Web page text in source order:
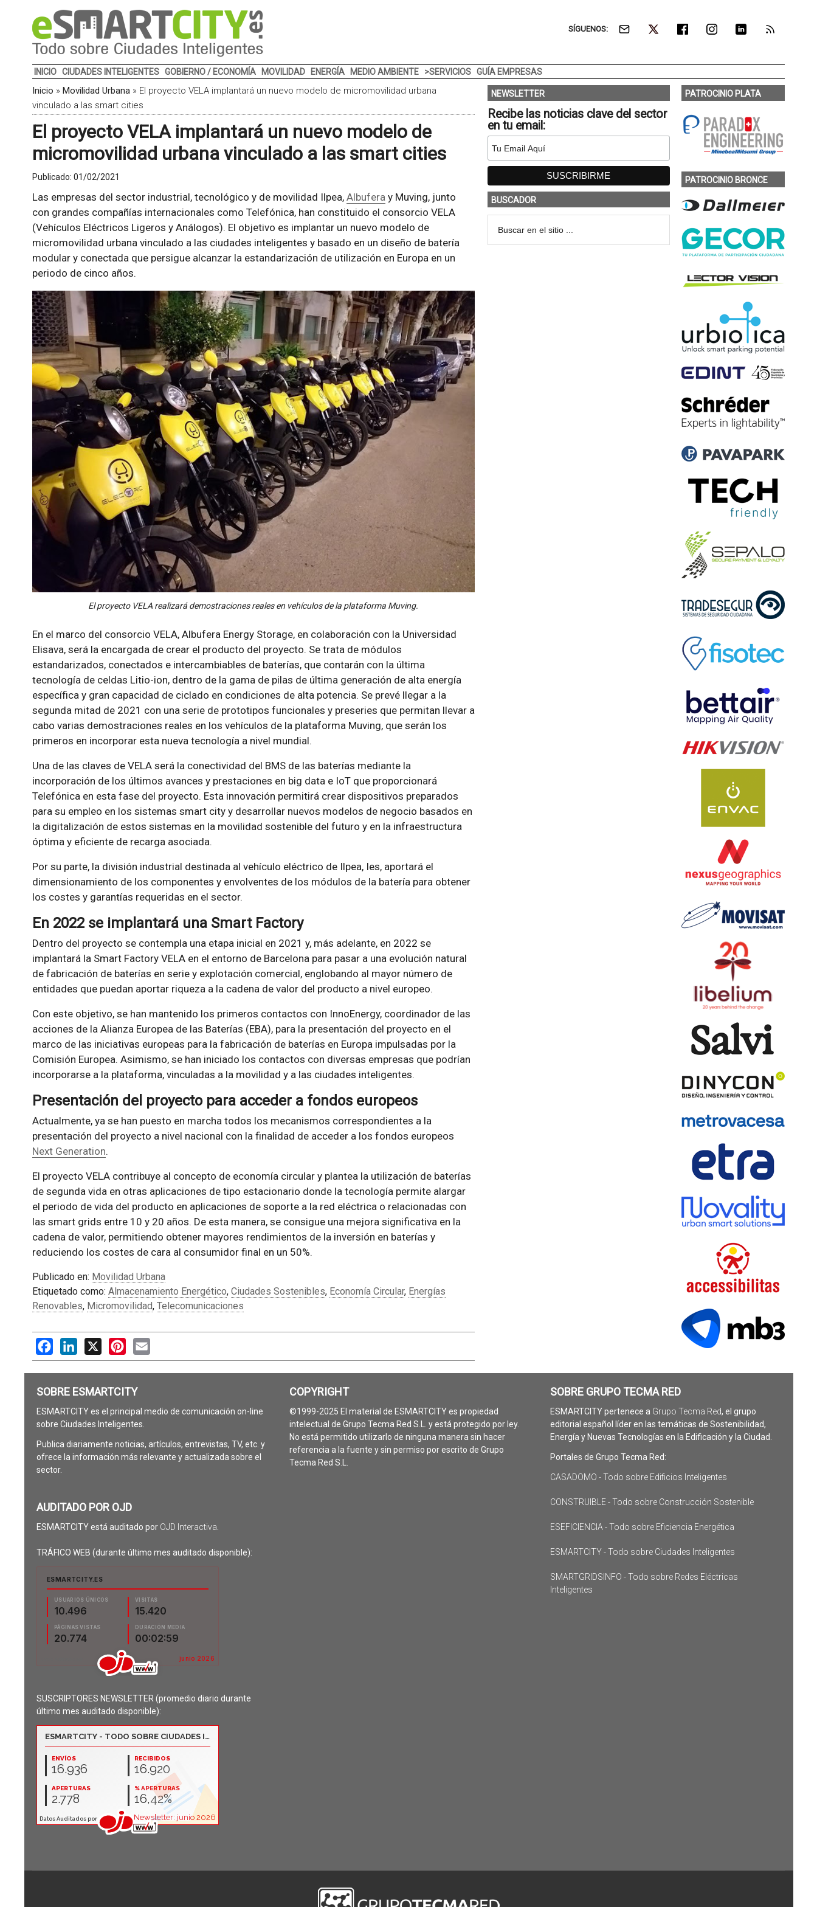
SÍGUENOS:
INICIO CIUDADES INTELIGENTES GOBIERNO / ECONOMÍA MOVILIDAD ENERGÍA MEDIO AMBIENTE >SERVICIOS GUÍA EMPRESAS
Inicio » Movilidad Urbana» El proyecto VELA implantará un nuevo modelo de micromovilidad urbana
vinculado a las smart cities
El proyecto VELA implantará un nuevo modelo de
micromovilidad urbana vinculado a las smart cities
Publicado: 01/02/2021
Las empresas del sector industrial, tecnológico y de movilidad Ilpea, Albuferay Muving, junto
con grandes compañías internacionales como Telefónica, han constituido el consorcio VELA
(Vehículos Eléctricos Ligeros y Análogos). El objetivo es implantar un nuevo modelo de
micromovilidad urbana vinculado a las ciudades inteligentes y basado en un diseño de batería
modular y conectada que persigue alcanzar la estandarización de utilización en Europa en un
periodo de cinco años.
El proyecto VELA realizará demostraciones reales en vehículos de la plataforma Muving.
En el marco del consorcio VELA, Albufera Energy Storage, en colaboración con la Universidad
Elisava, será la encargada de crear el producto del proyecto. Se trata de módulos
estandarizados, conectados e intercambiables de baterías, que contarán con la última
tecnología de celdas Litio-ion, dentro de la gama de pilas de última generación de alta energía
específica y gran capacidad de ciclado en condiciones de alta potencia. Se prevé llegar a la
segunda mitad de 2021 con una serie de prototipos funcionales y preseries que permitan llevar a
cabo varias demostraciones reales en los vehículos de la plataforma Muving, que serán los
primeros en incorporar esta nueva tecnología a nivel mundial.
Una de las claves de VELA será la conectividad del BMS de las baterías mediante la
incorporación de los últimos avances y prestaciones en big data e IoT que proporcionará
Telefónica en esta fase del proyecto. Esta innovación permitirá crear dispositivos preparados
para su empleo en los sistemas smart city y desarrollar nuevos modelos de negocio basados en
la digitalización de estos sistemas en la movilidad sostenible del futuro y en la infraestructura
óptima y eficiente de recarga asociada.
Por su parte, la división industrial destinada al vehículo eléctrico de Ilpea, Ies, aportará el
dimensionamiento de los componentes y envolventes de los módulos de la batería para obtener
los costes y garantías requeridas en el sector.
En 2022 se implantará una Smart Factory
Dentro del proyecto se contempla una etapa inicial en 2021 y, más adelante, en 2022 se
implantará la Smart Factory VELA en el entorno de Barcelona para pasar a una evolución natural
de fabricación de baterías en serie y explotación comercial, englobando al mayor número de
entidades que puedan aportar riqueza a la cadena de valor del producto a nivel europeo.
Con este objetivo, se han mantenido los primeros contactos con InnoEnergy, coordinador de las
acciones de la Alianza Europea de las Baterías (EBA), para la presentación del proyecto en el
marco de las iniciativas europeas para la fabricación de baterías en Europa impulsadas por la
Comisión Europea. Asimismo, se han iniciado los contactos con diversas empresas que podrían
incorporarse a la plataforma, vinculadas a la movilidad y a las ciudades inteligentes.
Presentación del proyecto para acceder a fondos europeos
Actualmente, ya se han puesto en marcha todos los mecanismos correspondientes a la
presentación del proyecto a nivel nacional con la finalidad de acceder a los fondos europeos
Next Generation.
El proyecto VELA contribuye al concepto de economía circular y plantea la utilización de baterías
de segunda vida en otras aplicaciones de tipo estacionario donde la tecnología permite alargar
el periodo de vida del producto en aplicaciones de soporte a la red eléctrica o relacionadas con
las smart grids entre 10 y 20 años. De esta manera, se consigue una mejora significativa en la
cadena de valor, permitiendo obtener mayores rendimientos de la inversión en baterías y
reduciendo los costes de cara al consumidor final en un 50%.
Publicado en: Movilidad Urbana
Etiquetado como: Almacenamiento Energético, Ciudades Sostenibles, Economía Circular, Energías
Renovables, Micromovilidad, Telecomunicaciones
FacebookLinkedIn
X PinterestEmail
NEWSLETTER
Recibe las noticias clave del sector
en tu email:
BUSCADOR
PATROCINIO PLATA
PATROCINIO BRONCE
SOBRE ESMARTCITY
ESMARTCITY es el principal medio de comunicación on-line
sobre Ciudades Inteligentes.
Publica diariamente noticias, artículos, entrevistas, TV, etc. y
ofrece la información más relevante y actualizada sobre el
sector.
AUDITADO POR OJD
ESMARTCITY está auditado por OJD Interactiva
TRÁFICO WEB (durante último mes auditado disponible):
SUSCRIPTORES NEWSLETTER (promedio diario durante
último mes auditado disponible):
COPYRIGHT
©1999-2025 El material de ESMARTCITY es propiedad
intelectual de Grupo Tecma Red S.L. y está protegido por ley.
No está permitido utilizarlo de ninguna manera sin hacer
referencia a la fuente y sin permiso por escrito de Grupo
Tecma Red S.L.
SOBRE GRUPO TECMA RED
ESMARTCITY pertenece a Grupo Tecma Red, el grupo
editorial español líder en las temáticas de Sostenibilidad,
Energía y Nuevas Tecnologías en la Edificación y la Ciudad.
Portales de Grupo Tecma Red:
CASADOMO - Todo sobre Edificios Inteligentes
CONSTRUIBLE - Todo sobre Construcción Sostenible
ESEFICIENCIA - Todo sobre Eficiencia Energética
ESMARTCITY - Todo sobre Ciudades Inteligentes
SMARTGRIDSINFO - Todo sobre Redes Eléctricas
Inteligentes